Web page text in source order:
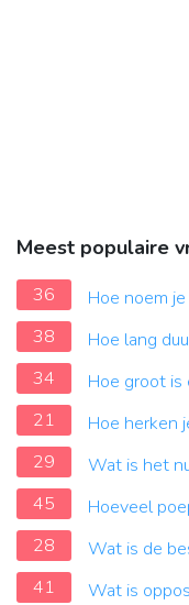
Meest populaire
36
Hoe noem
38
Hoe lang
34
Hoe groot
21
Hoe herken
29
Wat is het
45
Hoeveel
28
Wat is de
41
Wat is